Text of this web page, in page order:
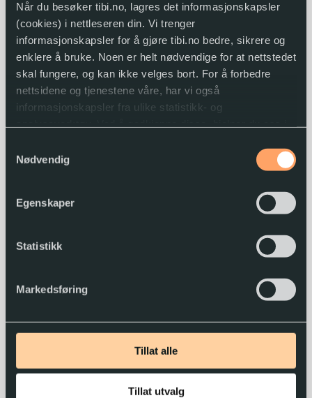
Når du besøker tibi.no, lagres det informasjonskapsler
(cookies) i nettleseren din. Vi trenger
informasjonskapsler for å gjøre tibi.no bedre, sikrere og
enklere å bruke. Noen er helt nødvendige for at nettstedet
skal fungere, og kan ikke velges bort. For å forbedre
nettsidene og tjenestene våre, har vi også
informasjonskapsler fra ulike statistikk- og
Nødvendig
Egenskaper
Statistikk
Markedsføring
Tillat alle
Tillat utvalg
Simon Mugford, Dan Green ; oversetter: